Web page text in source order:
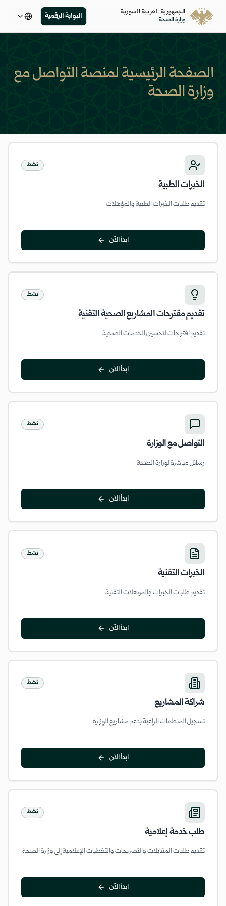
الجمهورية العربية السورية
وزارة الصحة
البوابة الرقمية
الصفحة الرئيسية لمنصة التواصل مع
وزارة الصحة
نشط
الخبرات الطبية
تقديم طلبات الخبرات الطبية والمؤهلات
ابدأ الآن
نشط
تقديم مقترحات المشاريع الصحية التقنية
تقديم اقتراحات لتحسين الخدمات الصحية
ابدأ الآن
نشط
التواصل مع الوزارة
رسائل مباشرة لوزارة الصحة
ابدأ الآن
نشط
الخبرات التقنية
تقديم طلبات الخبرات والمؤهلات التقنية
ابدأ الآن
نشط
شراكة المشاريع
تسجيل المنظمات الراغبة بدعم مشاريع الوزارة
ابدأ الآن
نشط
طلب خدمة إعلامية
تقديم طلبات المقابلات والتصريحات والتغطيات الإعلامية إلى وزارة الصحة
ابدأ الآن